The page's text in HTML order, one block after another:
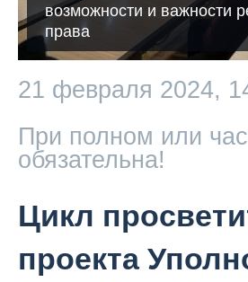
возможности и важности
права
21 февраля 2024,
При полном или
обязательна!
Цикл
проекта